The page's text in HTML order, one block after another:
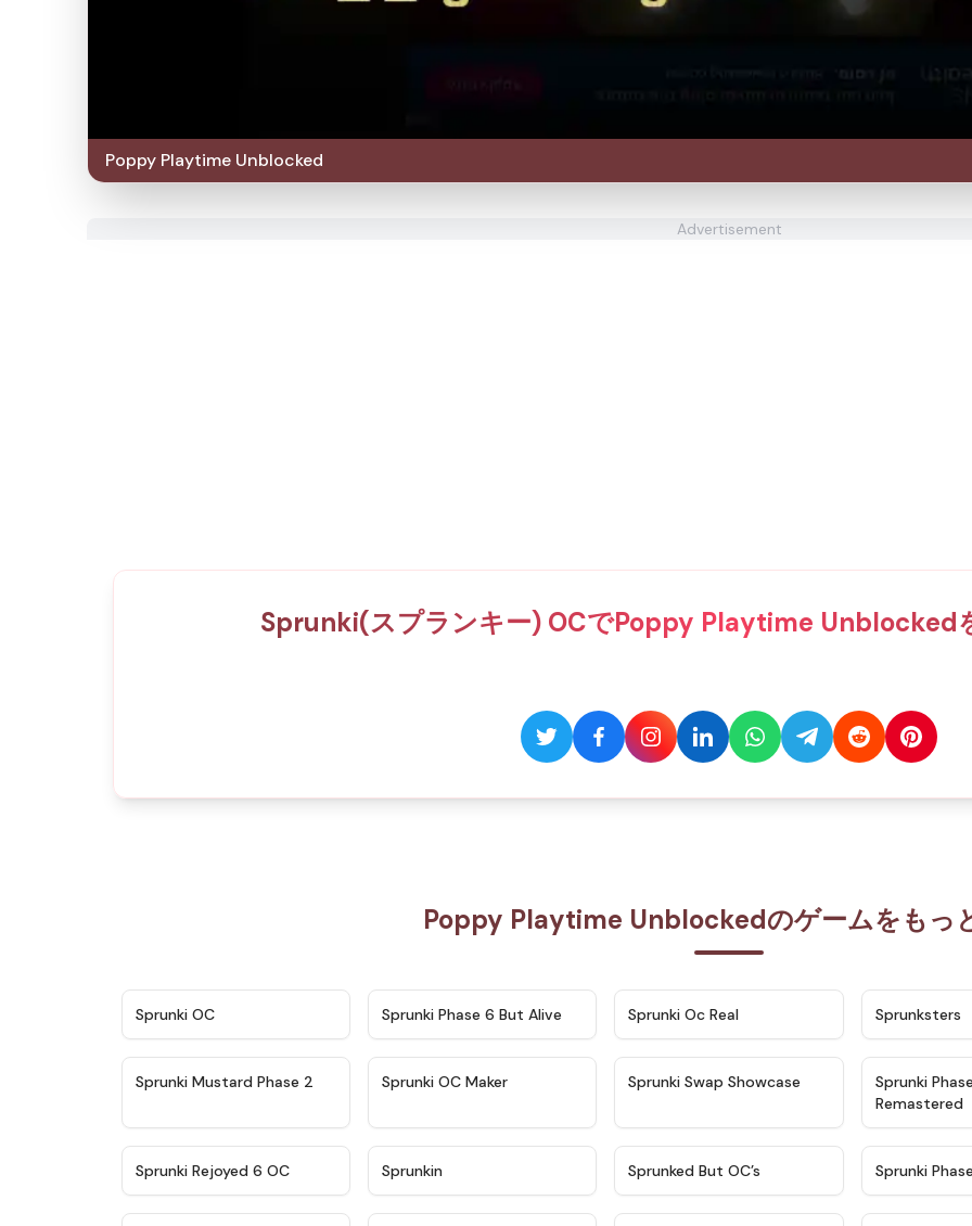
Poppy Playtime Unblocked
Advertisement
Sprunki(スプランキー) OCでPoppy Playtime Unblocked
Poppy Playtime Unblockedのゲームをもっ
Sprunki OC ★ 4.9
Sprunki Phase 6 But Alive Sprunki Oc Real Sprunksters
★ 4.4
Sprunki Mustard Phase 2 Sprunki OC Maker ★ 4.6
Sprunki Swap Showcase
Sprunki
Remastered
★
Sprunki Rejoyed 6 OC Sprunkin Sprunked But OC’s Sprunki